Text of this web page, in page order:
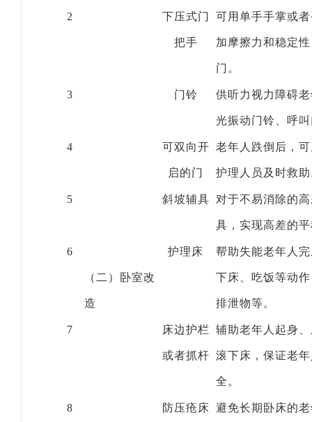
2 下压式门
把手
可用单手手掌或
加摩擦力和稳定
门。
3 门铃 供听力视力障碍
光振动门铃、呼
4 可双向开
启的门
老年人跌倒后，
护理人员及时救
5 斜坡辅具 对于不易消除的
具，实现高差的
6
（二）卧室改
造
护理床 帮助失能老年人
下床、吃饭等动
排泄物等。
7 床边护栏
或者抓杆
辅助老年人起身
滚下床，保证老
全。
8 防压疮床 避免长期卧床的